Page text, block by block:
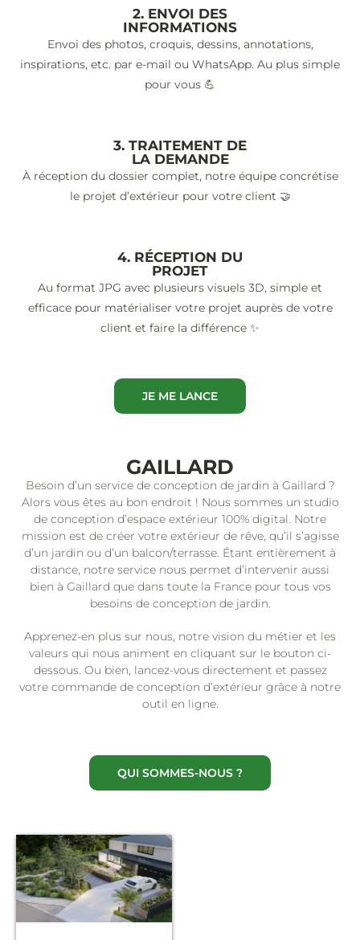
2. ENVOI DES
INFORMATIONS
Envoi des photos, croquis, dessins, annotations,
inspirations, etc. par e-mail ou WhatsApp. Au plus simple
pour vous 💪
3. TRAITEMENT DE
LA DEMANDE
À réception du dossier complet, notre équipe concrétise
le projet d’extérieur pour votre client 🤝
4. RÉCEPTION DU
PROJET
Au format JPG avec plusieurs visuels 3D, simple et
efficace pour matérialiser votre projet auprès de votre
client et faire la différence ✨
JE ME LANCE
GAILLARD
Besoin d’un service de conception de jardin à Gaillard ?
Alors vous êtes au bon endroit ! Nous sommes un studio
de conception d’espace extérieur 100% digital. Notre
mission est de créer votre extérieur de rêve, qu’il s’agisse
d’un jardin ou d’un balcon/terrasse. Étant entièrement à
distance, notre service nous permet d’intervenir aussi
bien à Gaillard que dans toute la France pour tous vos
besoins de conception de jardin.
Apprenez-en plus sur nous, notre vision du métier et les
valeurs qui nous animent en cliquant sur le bouton ci-
dessous. Ou bien, lancez-vous directement et passez
votre commande de conception d’extérieur grâce à notre
outil en ligne.
QUI SOMMES-NOUS ?